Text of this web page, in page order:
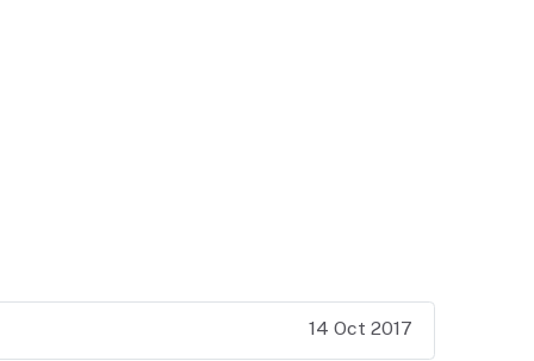
14 Oct 2017